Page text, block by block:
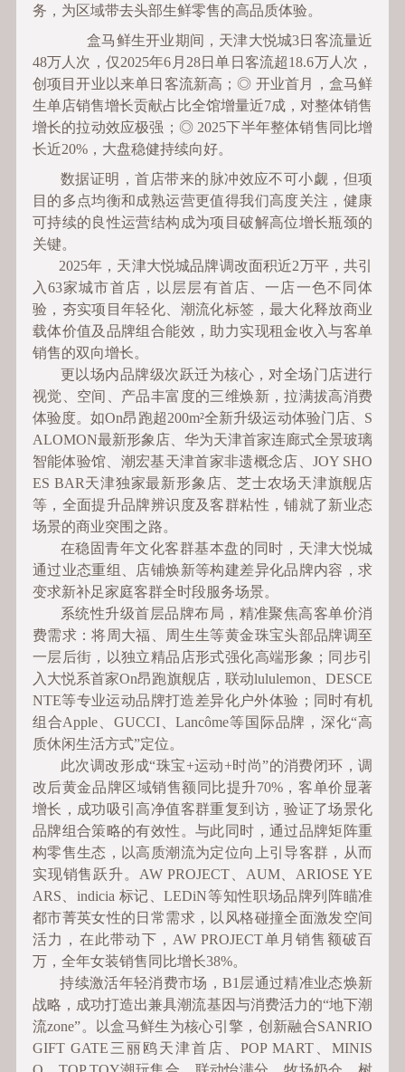
务，为区域带去头部生鲜零售的高品质体验。
盒马鲜生开业期间，天津大悦城3日客流量近
48万人次，仅2025年6月28日单日客流超18.6万人次，
创项目开业以来单日客流新高；◎ 开业首月，盒马鲜
生单店销售增长贡献占比全馆增量近7成，对整体销售
增长的拉动效应极强；◎ 2025下半年整体销售同比增
长近20%，大盘稳健持续向好。
数据证明，首店带来的脉冲效应不可小觑，但项
目的多点均衡和成熟运营更值得我们高度关注，健康
可持续的良性运营结构成为项目破解高位增长瓶颈的
关键。
2025年，天津大悦城品牌调改面积近2万平，共引
入63家城市首店，以层层有首店、一店一色不同体
验，夯实项目年轻化、潮流化标签，最大化释放商业
载体价值及品牌组合能效，助力实现租金收入与客单
销售的双向增长。
更以场内品牌级次跃迁为核心，对全场门店进行
视觉、空间、产品丰富度的三维焕新，拉满拔高消费
体验度。如On昂跑超200m²全新升级运动体验门店、S
ALOMON最新形象店、华为天津首家连廊式全景玻璃
智能体验馆、潮宏基天津首家非遗概念店、JOY SHO
ES BAR天津独家最新形象店、芝士农场天津旗舰店
等，全面提升品牌辨识度及客群粘性，铺就了新业态
场景的商业突围之路。
在稳固青年文化客群基本盘的同时，天津大悦城
通过业态重组、店铺焕新等构建差异化品牌内容，求
变求新补足家庭客群全时段服务场景。
系统性升级首层品牌布局，精准聚焦高客单价消
费需求：将周大福、周生生等黄金珠宝头部品牌调至
一层后街，以独立精品店形式强化高端形象；同步引
入大悦系首家On昂跑旗舰店，联动lululemon、DESCE
NTE等专业运动品牌打造差异化户外体验；同时有机
组合Apple、GUCCI、Lancôme等国际品牌，深化“高
质休闲生活方式”定位。
此次调改形成“珠宝+运动+时尚”的消费闭环，调
改后黄金品牌区域销售额同比提升70%，客单价显著
增长，成功吸引高净值客群重复到访，验证了场景化
品牌组合策略的有效性。与此同时，通过品牌矩阵重
构零售生态，以高质潮流为定位向上引导客群，从而
实现销售跃升。AW PROJECT、AUM、ARIOSE YE
ARS、indicia 标记、LEDiN等知性职场品牌列阵瞄准
都市菁英女性的日常需求，以风格碰撞全面激发空间
活力，在此带动下，AW PROJECT单月销售额破百
万，全年女装销售同比增长38%。
持续激活年轻消费市场，B1层通过精准业态焕新
战略，成功打造出兼具潮流基因与消费活力的“地下潮
流zone”。以盒马鲜生为核心引擎，创新融合SANRIO
GIFT GATE三丽鸥天津首店、POP MART、MINIS